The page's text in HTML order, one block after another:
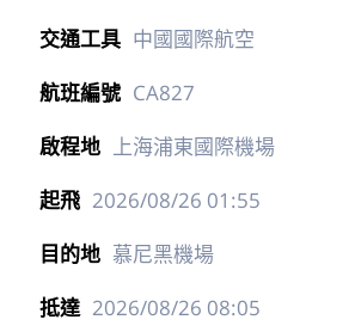
中國國際航空
CA827
上海浦東國際機場
2026/08/26 01:55
慕尼黑機場
2026/08/26 08:05